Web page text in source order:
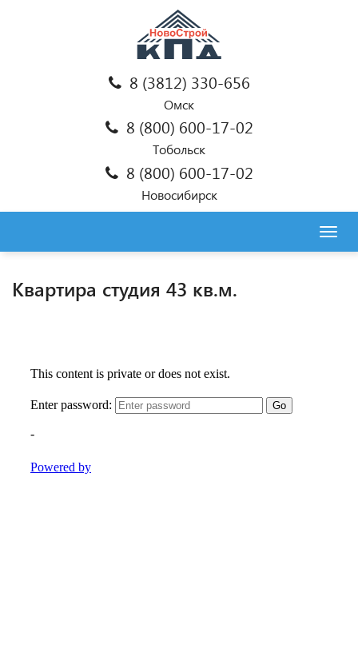
8 (3812) 330-656
Омск
8 (800) 600-17-02
Тобольск
8 (800) 600-17-02
Новосибирск
Квартира студия 43 кв.м.